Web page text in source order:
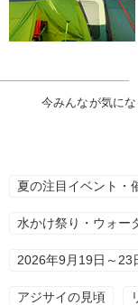
今みんなが気に
夏の注目イベント・
水かけ祭り・ウォー
2026年9月19日～23
アジサイの見頃